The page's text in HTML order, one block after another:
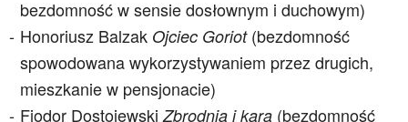
bezdomność w sensie dosłownym i duchowym)
Honoriusz Balzak Ojciec Goriot (bezdomność
spowodowana wykorzystywaniem przez drugich,
mieszkanie w pensjonacie)
Fiodor Dostojewski Zbrodnia i kara (bezdomność